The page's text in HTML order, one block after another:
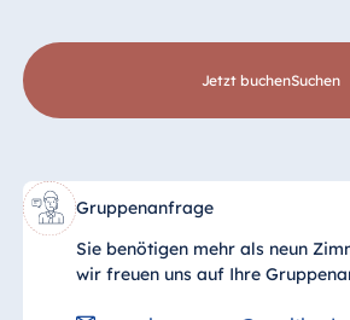
Jetzt buchen suchen
Gruppenanfrage
Sie benötigen mehr als neun
wir freuen uns auf Ihre